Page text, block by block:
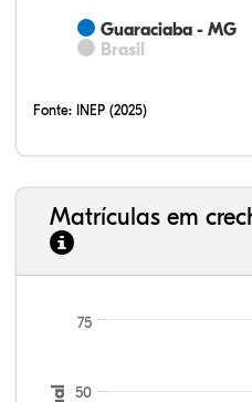
Guaraciaba - MG
Brasil
Fonte: INEP (2025)
Matrículas em
50
75